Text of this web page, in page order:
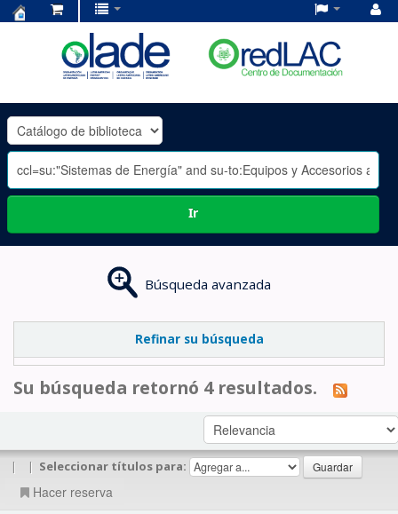
OLADE
-
Ir
Búsqueda avanzada
Refinar su búsqueda
Su búsqueda retornó 4 resultados.
| | Seleccionar títulos para:
Hacer reserva